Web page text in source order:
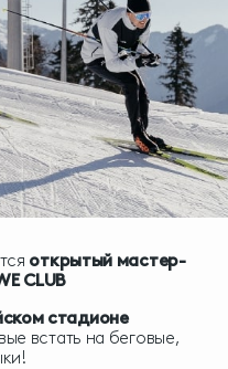
открытый мастер-
CLUB
стадионе
встать на беговые,